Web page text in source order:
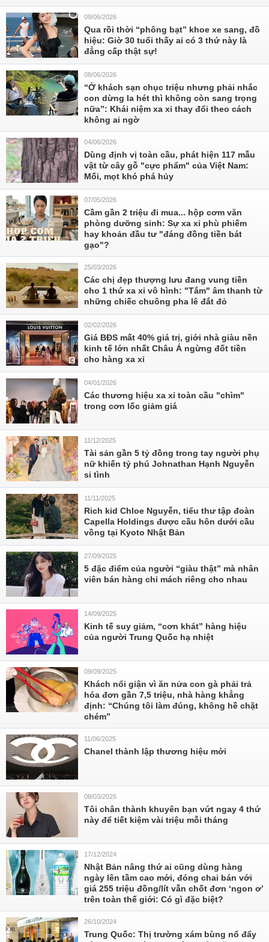
09/06/2026
Qua rồi thời “phông bạt” khoe xe sang, đồ
hiệu: Giờ 30 tuổi thấy ai có 3 thứ này là
đẳng cấp thật sự!
08/06/2026
“Ở khách sạn chục triệu nhưng phải nhắc
con dừng la hét thì không còn sang trọng
nữa”: Khái niệm xa xỉ thay đổi theo cách
không ai ngờ
04/06/2026
Dùng định vị toàn cầu, phát hiện 117 mẫu
vật từ cây gỗ "cực phẩm" của Việt Nam:
Mối, mọt khó phá hủy
07/05/2026
Cầm gần 2 triệu đi mua... hộp cơm văn
phòng dưỡng sinh: Sự xa xỉ phù phiếm
hay khoản đầu tư "đáng đồng tiền bát
gạo"?
25/03/2026
Các chị đẹp thượng lưu đang vung tiền
cho 1 thứ xa xỉ vô hình: "Tắm" âm thanh từ
những chiếc chuông pha lê đắt đỏ
02/02/2026
Giá BĐS mất 40% giá trị, giới nhà giàu nền
kinh tế lớn nhất Châu Á ngừng đốt tiền
cho hàng xa xỉ
04/01/2026
Các thương hiệu xa xỉ toàn cầu "chìm"
trong cơn lốc giảm giá
11/12/2025
Tài sản gần 5 tỷ đồng trong tay người phụ
nữ khiến tỷ phú Johnathan Hạnh Nguyễn
si tình
11/11/2025
Rich kid Chloe Nguyễn, tiểu thư tập đoàn
Capella Holdings được cầu hôn dưới cầu
vồng tại Kyoto Nhật Bản
27/09/2025
5 đặc điểm của người “giàu thật” mà nhân
viên bán hàng chỉ mách riêng cho nhau
14/09/2025
Kinh tế suy giảm, “cơn khát” hàng hiệu
của người Trung Quốc hạ nhiệt
09/09/2025
Khách nổi giận vì ăn nửa con gà phải trả
hóa đơn gần 7,5 triệu, nhà hàng khẳng
định: “Chúng tôi làm đúng, không hề chặt
chém”
11/06/2025
Chanel thành lập thương hiệu mới
08/03/2025
Tôi chân thành khuyên bạn vứt ngay 4 thứ
này để tiết kiệm vài triệu mỗi tháng
17/12/2024
Nhật Bản nâng thứ ai cũng dùng hàng
ngày lên tầm cao mới, đóng chai bán với
giá 255 triệu đồng/lít vẫn chốt đơn ‘ngon ơ’
trên toàn thế giới: Có gì đặc biệt?
26/10/2024
Trung Quốc: Thị trường xám bùng nổ đẩy